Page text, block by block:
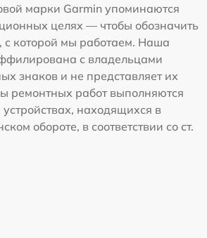
марки Garmin упоминаются
целях — чтобы обозначить
с которой мы работаем. Наша
с владельцами
знаков и не представляет их
ремонтных работ выполняются
находящихся в
обороте, в соответствии со ст.